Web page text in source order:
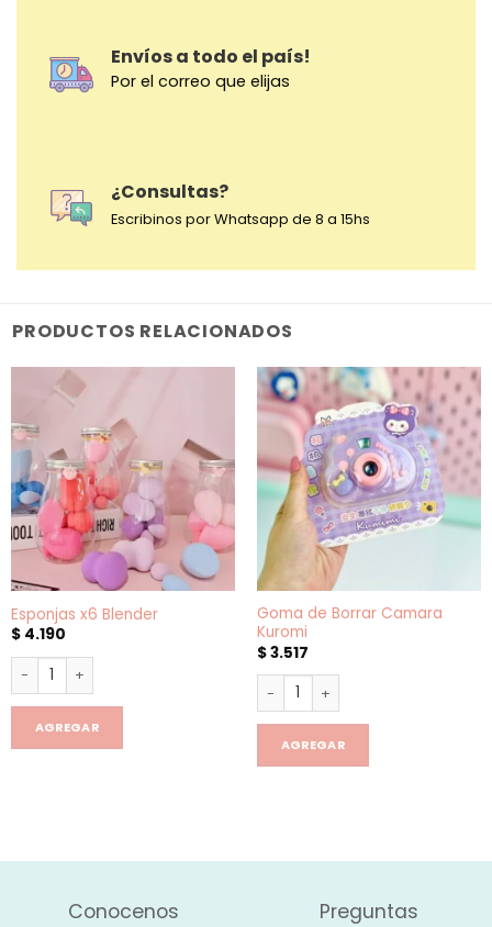
Envíos a todo el país!
Por el correo que elijas
¿Consultas?
Escribinos por Whatsapp de 8 a 15hs
PRODUCTOS RELACIONADOS
Esponjas x6 Blender
$4.190
Esponjas x6 Blender cantidad
AGREGAR
Goma de Borrar Camara
Kuromi
$3.517
Goma de Borrar Camara
AGREGAR
Conocenos Preguntas